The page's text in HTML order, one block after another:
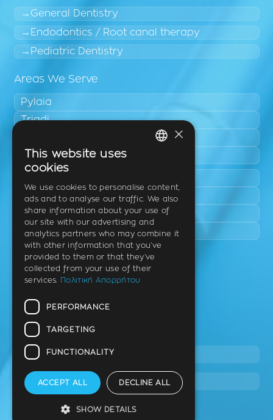
General Dentistry
Endodontics / Root canal therapy
Pediatric Dentistry
Areas We Serve
Pylaia
Triadi
Epanomi
Kalamaria
Panorama
Charilaou
Clinic
Th. Litsa 10 – Tavaki (corner),
Thermi – Thessaloniki
Postal Code 57001
Tel.
2310 46 10 44
info@stage.dimitrouli.gr
ENGLISH
GERMAN
×
This website uses
cookies
We use cookies to personalise content,
ads and to analyse our traffic. We also
share information about your use of
our site with our advertising and
analytics partners who may combine it
with other information that you’ve
provided to them or that they’ve
collected from your use of their
services.
Πολιτική Απορρήτου
PERFORMANCE
TARGETING
FUNCTIONALITY
ACCEPT ALL DECLINE ALL
SHOW DETAILS